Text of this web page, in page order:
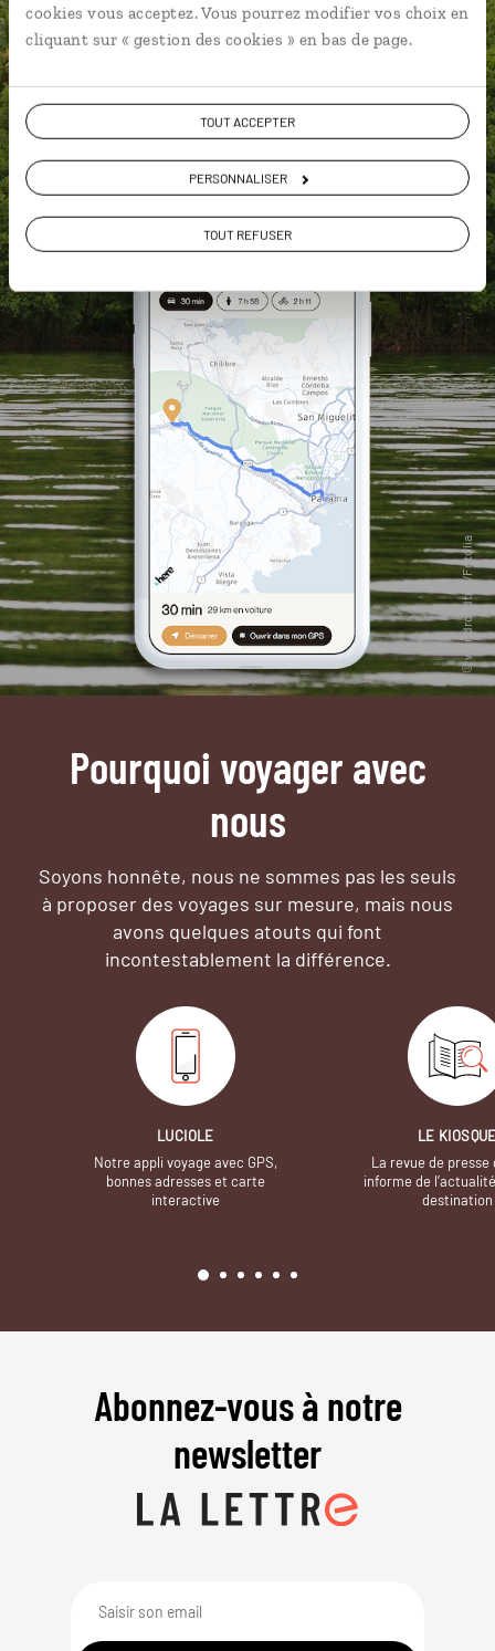
cookies vous acceptez. Vous pourrez modifier vos choix en
cliquant sur « gestion des cookies » en bas de page.
TOUT ACCEPTER
PERSONNALISER
TOUT REFUSER
vous-même
DÉCOUVRIR LUCIOLE
Pourquoi voyager avec
nous
Soyons honnête, nous ne sommes pas les seuls
à proposer des voyages sur mesure, mais nous
avons quelques atouts qui font
incontestablement la différence.
LUCIOLE
Notre appli voyage avec GPS,
bonnes adresses et carte
interactive
LE
La revue de presse
informe de
destination
Abonnez-vous à notre
newsletter